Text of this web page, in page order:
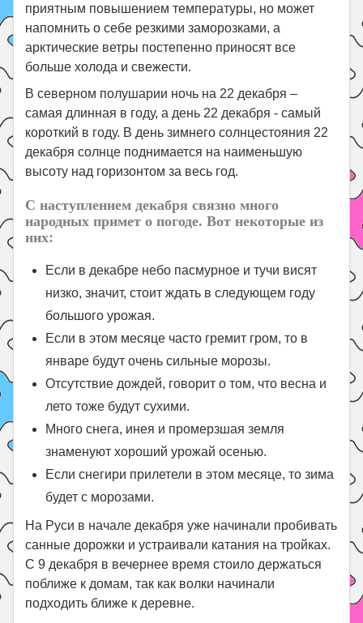
приятным повышением температуры, но может
напомнить о себе резкими заморозками, а
арктические ветры постепенно приносят все
больше холода и свежести.
В северном полушарии ночь на 22 декабря –
самая длинная в году, а день 22 декабря - самый
короткий в году. В день зимнего солнцестояния 22
декабря солнце поднимается на наименьшую
высоту над горизонтом за весь год.
С наступлением декабря связно много
народных примет о погоде. Вот некоторые из
них:
Если в декабре небо пасмурное и тучи висят
низко, значит, стоит ждать в следующем году
большого урожая.
Если в этом месяце часто гремит гром, то в
январе будут очень сильные морозы.
Отсутствие дождей, говорит о том, что весна и
лето тоже будут сухими.
Много снега, инея и промерзшая земля
знаменуют хороший урожай осенью.
Если снегири прилетели в этом месяце, то зима
будет с морозами.
На Руси в начале декабря уже начинали пробивать
санные дорожки и устраивали катания на тройках.
С 9 декабря в вечернее время стоило держаться
поближе к домам, так как волки начинали
подходить ближе к деревне.